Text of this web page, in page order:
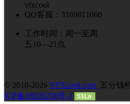
vfxcool
QQ客服：3169811060
工作时间：周一至周
五10—21点
© 2018-2026 VFXcool.com 五分钱
ICP备18026256号-1
51La